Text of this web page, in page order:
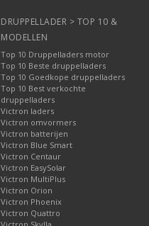
DRUPPELLADER > TOP 10 &
MODELLEN
Top 10 Druppelladers motor
Top 10 Beste druppelladers
Top 10 Goedkope druppelladers
Top 10 Best verkochte
druppelladers
Victron laders
Victron omvormers
Victron batterijen
Victron Blue Smart
Victron Centaur
Victron EasySolar
Victron MultiPlus
Victron Orion
Victron Phoenix
Victron Quattro